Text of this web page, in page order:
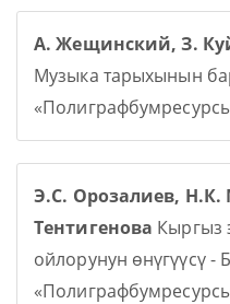
А. Жещинский, З.
Музыка тарыхынын
Э.С. Орозалиев, Н.К.
Тентигенова Кыргыз
ойлорунун өнүгүүсү -